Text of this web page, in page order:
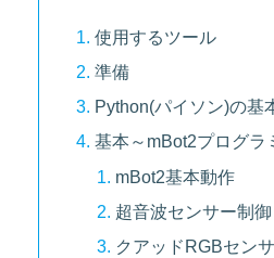
使用するツール
準備
Python(パイソン)の基
基本～mBot2プログラ
mBot2基本動作
超音波センサー制御
クアッドRGBセン